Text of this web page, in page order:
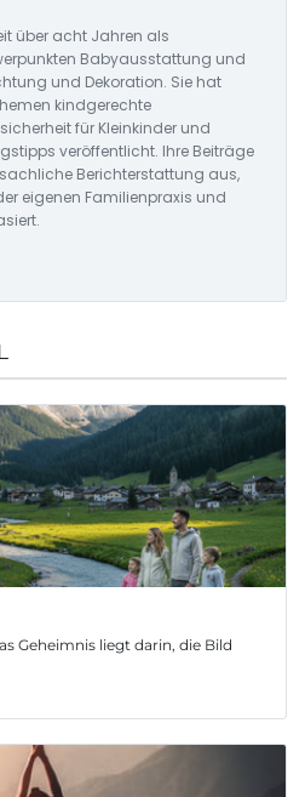
über acht Jahren als
Babyausstattung und
und Dekoration. Sie hat
kindgerechte
für Kleinkinder und
veröffentlicht. Ihre Beiträge
Berichterstattung aus,
eigenen Familienpraxis und
Geheimnis liegt darin, die Bild